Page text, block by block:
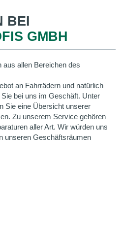
BEI
GMBH
aus allen Bereichen des
an Fahrrädern und natürlich
bei uns im Geschäft. Unter
Sie eine Übersicht unserer
Zu unserem Service gehören
aller Art. Wir würden uns
unseren Geschäftsräumen